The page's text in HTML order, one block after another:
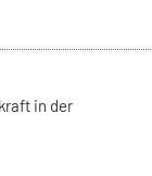
in der